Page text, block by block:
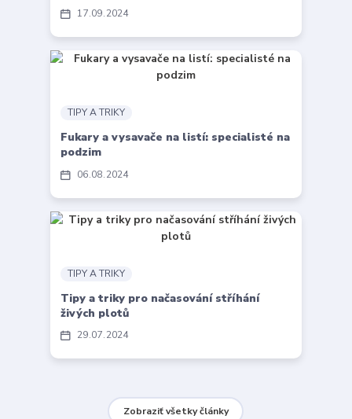
17 09 2024
06 08 2024
TIPY A TRIKY
Fukary a vysavače na listí: specialisté na
podzim
29 07 2024
TIPY A TRIKY
Tipy a triky pro načasování stříhání
živých plotů
Zobraziť všetky články